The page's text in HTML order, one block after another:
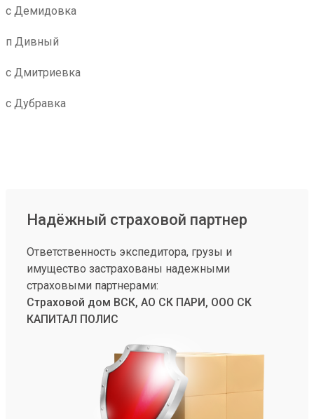
с Демидовка
п Дивный
с Дмитриевка
с Дубравка
Надёжный страховой партнер
Ответственность экспедитора, грузы и
имущество застрахованы надежными
страховыми партнерами:
Страховой дом ВСК, АО СК ПАРИ, ООО СК
КАПИТАЛ ПОЛИС